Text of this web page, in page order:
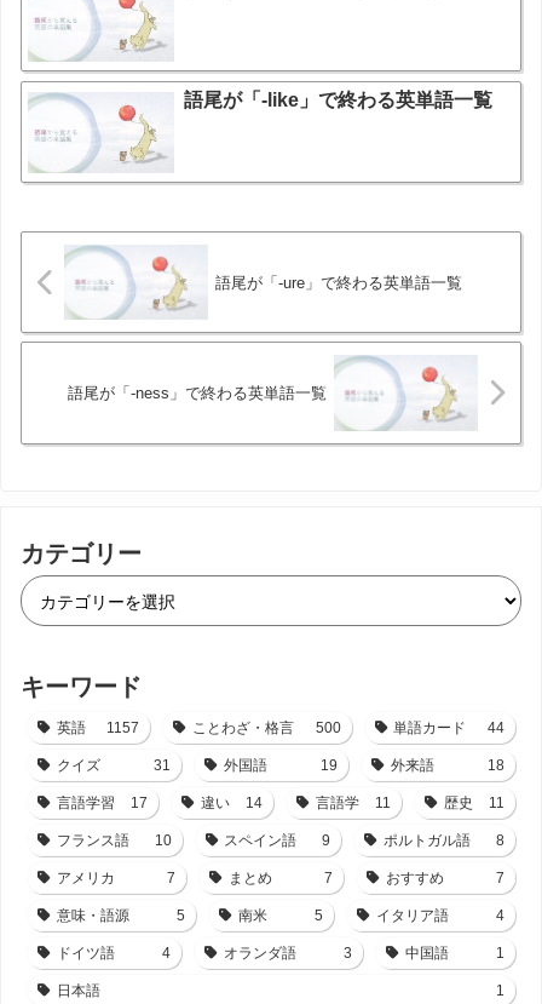
語尾が「-like」で終わる英単語一覧
語尾が「-ure」で終わる英単語一覧
語尾が「-ness」で終わる英単語一覧
カテゴリー
キーワード
英語 1157 ことわざ・格言 500 単語カード 44
クイズ 31 外国語 19 外来語 18
言語学習 17 違い 14 言語学 11 歴史 11
フランス語 10 スペイン語 9 ポルトガル語 8
アメリカ 7 まとめ 7 おすすめ 7
意味・語源 5 南米 5 イタリア語 4
ドイツ語 4 オランダ語 3 中国語 1
日本語 1